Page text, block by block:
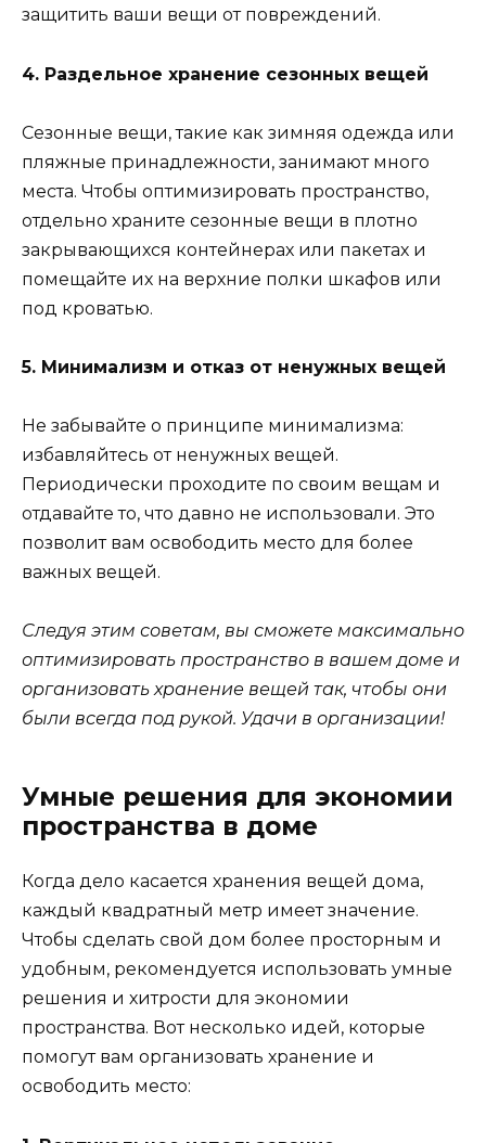
защитить ваши вещи от повреждений.
4. Раздельное хранение сезонных вещей
Сезонные вещи, такие как зимняя одежда или
пляжные принадлежности, занимают много
места. Чтобы оптимизировать пространство,
отдельно храните сезонные вещи в плотно
закрывающихся контейнерах или пакетах и
помещайте их на верхние полки шкафов или
под кроватью.
5. Минимализм и отказ от ненужных вещей
Не забывайте о принципе минимализма:
избавляйтесь от ненужных вещей.
Периодически проходите по своим вещам и
отдавайте то, что давно не использовали. Это
позволит вам освободить место для более
важных вещей.
Следуя этим советам, вы сможете максимально
оптимизировать пространство в вашем доме и
организовать хранение вещей так, чтобы они
были всегда под рукой. Удачи в организации!
Умные решения для экономии
пространства в доме
Когда дело касается хранения вещей дома,
каждый квадратный метр имеет значение.
Чтобы сделать свой дом более просторным и
удобным, рекомендуется использовать умные
решения и хитрости для экономии
пространства. Вот несколько идей, которые
помогут вам организовать хранение и
освободить место: